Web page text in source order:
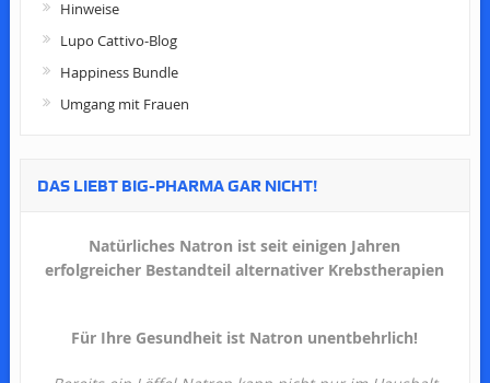
Hinweise
Lupo Cattivo-Blog
Happiness Bundle
Umgang mit Frauen
DAS LIEBT BIG-PHARMA GAR NICHT!
Natürliches Natron ist seit einigen Jahren
erfolgreicher Bestandteil alternativer Krebstherapien
Für Ihre Gesundheit ist Natron unentbehrlich!